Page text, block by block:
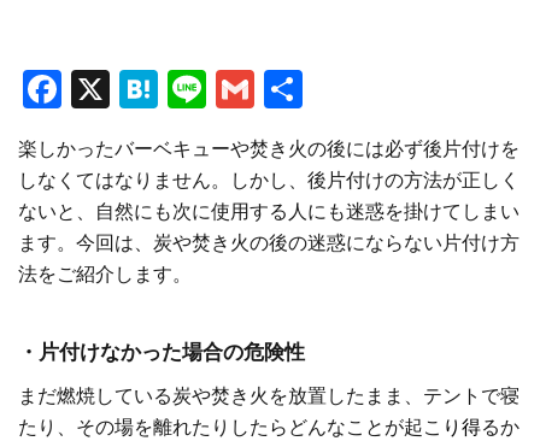
F
ce
b
o
o
X H
at
e
n
a
Li
e
G
m
ai
l
有
楽しかったバーベキューや焚き火の後には必ず後片付けを
しなくてはなりません。しかし、後片付けの方法が正しく
ないと、自然にも次に使用する人にも迷惑を掛けてしまい
ます。今回は、炭や焚き火の後の迷惑にならない片付け方
法をご紹介します。
・片付けなかった場合の危険性
まだ燃焼している炭や焚き火を放置したまま、テントで寝
たり、その場を離れたりしたらどんなことが起こ り得るか